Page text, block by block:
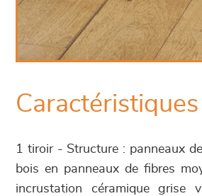
1 tiroir - Structure : panneaux
bois en panneaux de fibres
incrustation céramique grise